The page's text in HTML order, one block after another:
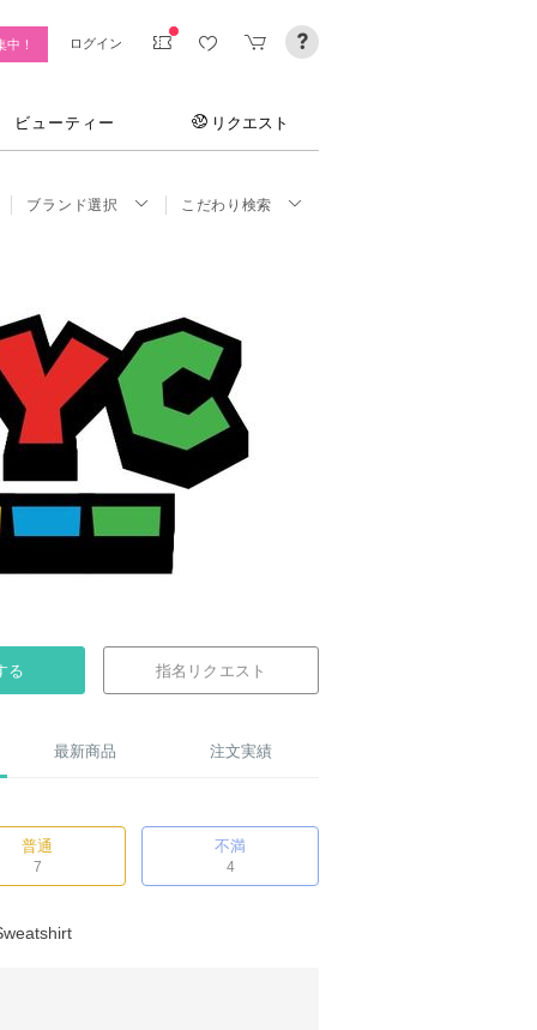
中！ ログイン
ビューティー リクエスト
ブランド選択 こだわり検索
る 指名リクエスト
最新商品 注文実績
普通
7
不満
4